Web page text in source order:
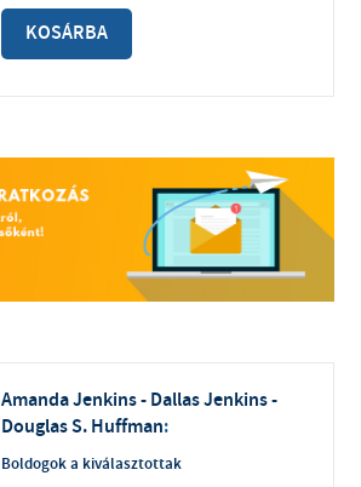
KOSÁRBA
Amanda Jenkins - Dallas Jenkins -
Douglas S. Huffman:
Boldogok a kiválasztottak